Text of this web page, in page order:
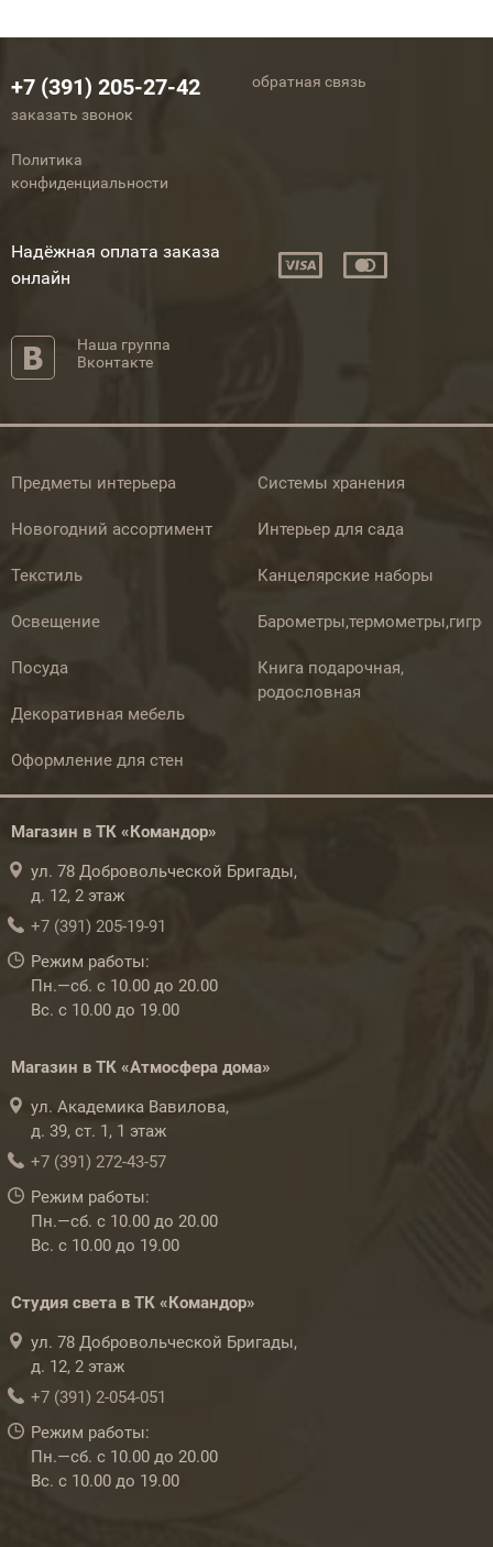
+7 (391) 205-27-42
заказать звонок
обратная связь
Политика
конфиденциальности
Надёжная оплата заказа
онлайн
Наша группа
Вконтакте
Предметы интерьера
Новогодний ассортимент
Текстиль
Освещение
Посуда
Декоративная мебель
Оформление для стен
Системы хранения
Интерьер для сада
Канцелярские наборы
Книга подарочная,
родословная
Магазин в ТК «Командор»
ул. 78 Добровольческой Бригады,
д. 12, 2 этаж
+7 (391) 205-19-91
Режим работы:
Пн.—сб. с 10.00 до 20.00
Вс. с 10.00 до 19.00
Магазин в ТК «Атмосфера дома»
ул. Академика Вавилова,
д. 39, ст. 1, 1 этаж
+7 (391) 272-43-57
Режим работы:
Пн.—сб. с 10.00 до 20.00
Вс. с 10.00 до 19.00
Студия света в ТК «Командор»
ул. 78 Добровольческой Бригады,
д. 12, 2 этаж
+7 (391) 2-054-051
Режим работы:
Пн.—сб. с 10.00 до 20.00
Вс. с 10.00 до 19.00